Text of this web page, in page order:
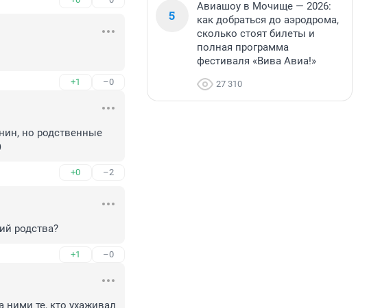
+1 –0
но родственные
+0 –2
родства?
+1 –0
ними те, кто ухаживал
5
Авиашоу в Мочище — 2026:
как добраться до аэродрома,
сколько стоят билеты и
полная программа
фестиваля «Вива Авиа!»
27 310